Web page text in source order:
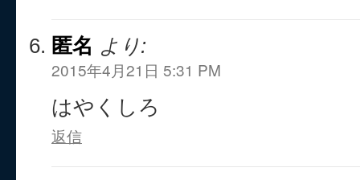
匿名 より:
2015年4月21日 5:31 PM
はやくしろ
返信